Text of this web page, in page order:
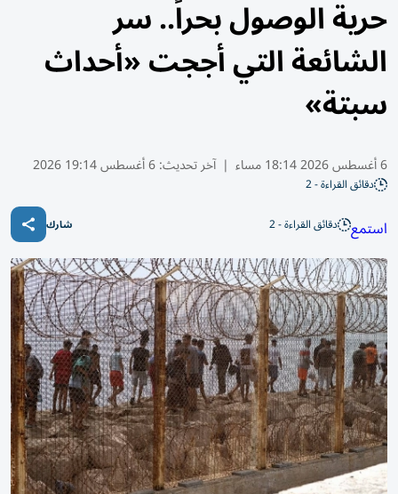
حرية الوصول بحراً.. سر
الشائعة التي أججت «أحداث
سبتة»
6 أغسطس 2026 18:14 مساء | آخر تحديث:6 أغسطس 19:14 2026
دقائق القراءة - 2
استمع دقائق القراءة - 2 شارك